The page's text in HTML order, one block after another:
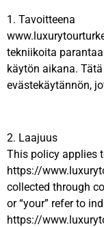
1. Tavoitteena
tekniikoita
käytön aikana.
evästekäytännön,
2. Laajuus
This policy applies
https://
collected through
or “your” refer to
https://